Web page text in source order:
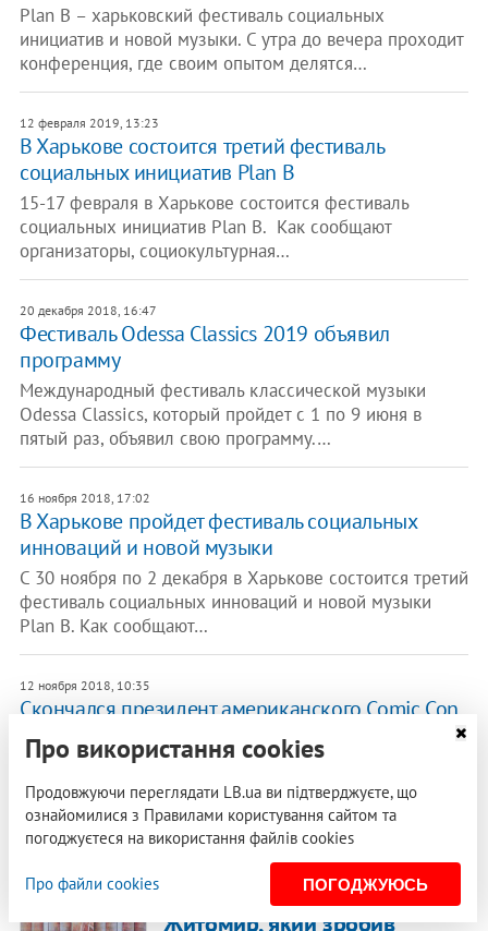
Plan B – харьковский фестиваль социальных
инициатив и новой музыки. С утра до вечера проходит
конференция, где своим опытом делятся…
12 февраля 2019, 13:23
В Харькове состоится третий фестиваль
социальных инициатив Plan B
15-17 февраля в Харькове состоится фестиваль
социальных инициатив Plan B. Как сообщают
организаторы, социокультурная…
20 декабря 2018, 16:47
Фестиваль Odessa Classics 2019 объявил
программу
Международный фестиваль классической музыки
Odessa Classics, который пройдет с 1 по 9 июня в
пятый раз, объявил свою программу.…
16 ноября 2018, 17:02
В Харькове пройдет фестиваль социальных
инноваций и новой музыки
C 30 ноября по 2 декабря в Харькове состоится третий
фестиваль социальных инноваций и новой музыки
Plan B. Как сообщают…
12 ноября 2018, 10:35
Скончался президент американского Comic Con
Джон Роджерс
В субботу, 10 ноября, в США скончался президент
международного фестиваля комиксов и поп-культуры
Comic-Con Джон Роджерс. Об этом…
Житомир, який зробив
Про використання cookies
Продовжуючи переглядати LB.ua ви підтверджуєте, що
ознайомилися з Правилами користування сайтом та
погоджуєтеся на використання файлів cookies
Про файли cookies ПОГОДЖУЮСЬ